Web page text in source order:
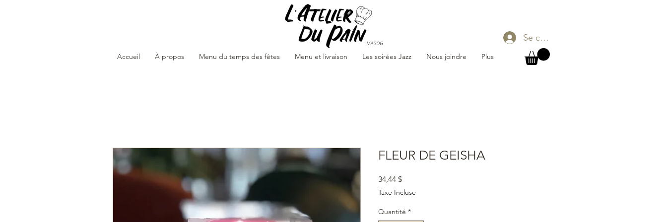
Accueil À propos Menu du temps des fêtes Menu et livraison Les soirées Jazz Nous joindre Plus
MAGOG
Se connecter
FLEUR DE GEISHA
34,44 $Prix
Taxe Incluse
Quantité *